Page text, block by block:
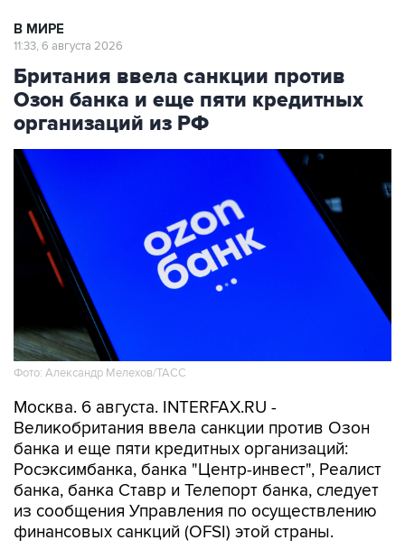
В МИРЕ
11:33, 6 августа 2026
Британия ввела санкции против
Озон банка и еще пяти кредитных
организаций из РФ
Фото: Александр Мелехов/ТАСС
Москва. 6 августа. INTERFAX.RU -
Великобритания ввела санкции против Озон
банка и еще пяти кредитных организаций:
Росэксимбанка, банка "Центр-инвест", Реалист
банка, банка Ставр и Телепорт банка, следует
из сообщения Управления по осуществлению
финансовых санкций (OFSI) этой страны.